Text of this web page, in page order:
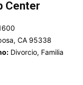
Center
CA 95338
Divorcio, Familia